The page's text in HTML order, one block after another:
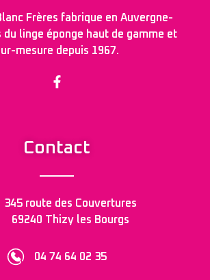
Frères fabrique en Auvergne-
du linge éponge haut de gamme et
mesure depuis 1967.
Contact
345 route des Couvertures
69240 Thizy les Bourgs
04 74 64 02 35